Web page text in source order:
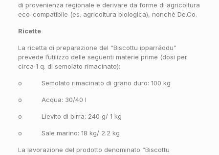
di provenienza regionale e derivare da forme di agricoltura
eco-compatibile (es. agricoltura biologica), nonché De.Co.
Ricette
La ricetta di preparazione del “Biscottu ipparráddu”
prevede l’utilizzo delle seguenti materie prime (dosi per
circa 1 q. di semolato rimacinato):
o Semolato rimacinato di grano duro: 100 kg
o Acqua: 30/40 l
o Lievito di birra: 240 g/ 1 kg
o Sale marino: 18 kg/ 2.2 kg
La lavorazione del prodotto denominato “Biscottu